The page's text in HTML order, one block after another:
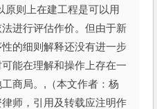
原则上在建工程是可以用
进行评估作价。但由于新
的细则解释还没有进一步
能在理解和操作上存在一
商局。,（本文作者：杨
师，引用及转载应注明作